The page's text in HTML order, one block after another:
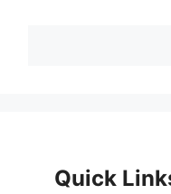
Quick